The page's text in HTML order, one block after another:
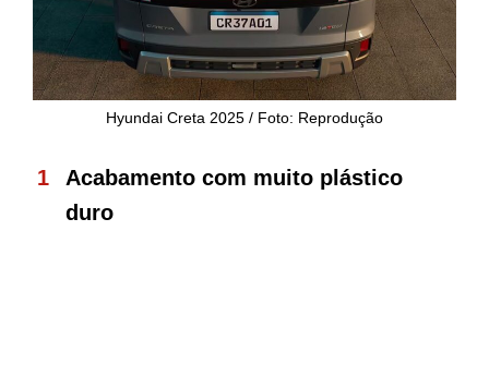
Hyundai Creta 2025 / Foto: Reprodução
Acabamento com muito plástico
duro